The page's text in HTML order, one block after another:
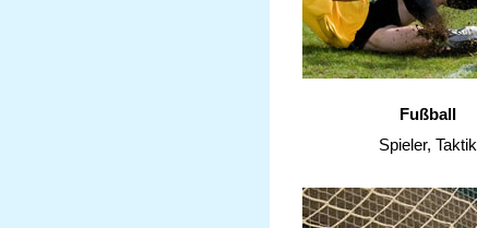
Fußball
Spieler, Taktik